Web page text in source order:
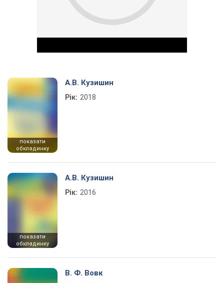
показати
обкладинку
А.В. Кузишин
Рік: 2018
показати
обкладинку
А.В. Кузишин
Рік: 2016
В. Ф. Вовк